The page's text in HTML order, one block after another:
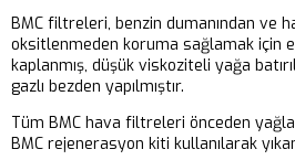
BMC filtreleri, benzin dumanından ve
oksitlenmeden koruma sağlamak için
kaplanmış, düşük viskoziteli yağa
gazlı bezden yapılmıştır.
Tüm BMC hava filtreleri önceden
BMC rejenerasyon kiti kullanılarak